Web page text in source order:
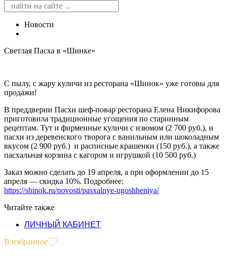
Новости
Светлая Пасха в «Шинке»
С пылу, с жару куличи из ресторана «Шинок» уже готовы для
продажи!
В преддверии Пасхи шеф-повар ресторана Елена Никифорова
приготовила традиционные угощения по старинным
рецептам. Тут и фирменные куличи с изюмом (2 700 руб.), и
пасхи из деревенского творога с ванильным или шоколадным
вкусом (2 900 руб.) и расписные крашенки (150 руб.), а также
пасхальная корзина с кагором и игрушкой (10 500 руб.)
Заказ можно сделать до 19 апреля, а при оформлении до 15
апреля — скидка 10%. Подробнее:
https://shinok.ru/novosti/pasxalnye-ugoshheniya/
Читайте также
ЛИЧНЫЙ КАБИНЕТ
В избранное